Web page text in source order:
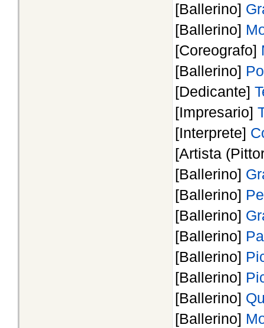
[Ballerino]
[Ballerino]
[Coreografo]
[Ballerino]
[Dedicante]
[Impresario]
[Interprete]
[Artista
[Ballerino]
[Ballerino]
[Ballerino]
[Ballerino]
[Ballerino]
[Ballerino]
[Ballerino]
[Ballerino]